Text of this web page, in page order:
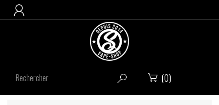

  (0)